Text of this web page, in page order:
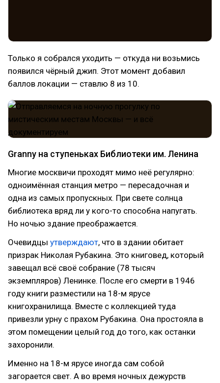
Только я собрался уходить — откуда ни возьмись
появился чёрный джип. Этот момент добавил
баллов локации — ставлю 8 из 10.
Granny на ступеньках Библиотеки им. Ленина
Многие москвичи проходят мимо неё регулярно:
одноимённая станция метро — пересадочная и
одна из самых пропускных. При свете солнца
библиотека вряд ли у кого-то способна напугать.
Но ночью здание преображается.
Очевидцы утверждают, что в здании обитает
призрак Николая Рубакина. Это книговед, который
завещал всё своё собрание (78 тысяч
экземпляров) Ленинке. После его смерти в 1946
году книги разместили на 18-м ярусе
книгохранилища. Вместе с коллекцией туда
привезли урну с прахом Рубакина. Она простояла в
этом помещении целый год до того, как останки
захоронили.
Именно на 18-м ярусе иногда сам собой
загорается свет. А во время ночных дежурств